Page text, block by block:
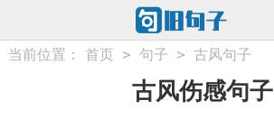
当前位置： 首页 > 句子 > 古风句子
古风伤感句子